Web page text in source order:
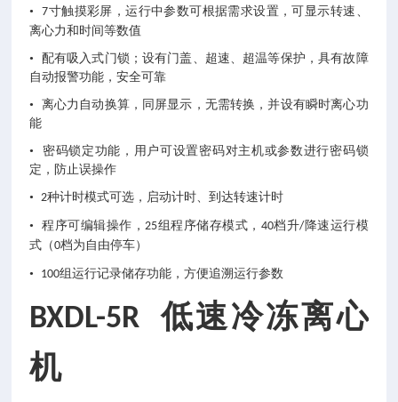
•7寸触摸彩屏，运行中参数可根据需求设置，可显示转速、
离心力和时间等数值
• 配有吸入式门锁；设有门盖、超速、超温等保护，具有故障
自动报警功能，安全可靠
• 离心力自动换算，同屏显示，无需转换，并设有瞬时离心功
能
• 密码锁定功能，用户可设置密码对主机或参数进行密码锁
定，防止误操作
•2种计时模式可选，启动计时、到达转速计时
• 程序可编辑操作，25组程序储存模式， 40档升/降速运行模
式（0档为自由停车）
• 100组运行记录储存功能，方便追溯运行参数
BXDL-5R低速冷冻离心
机